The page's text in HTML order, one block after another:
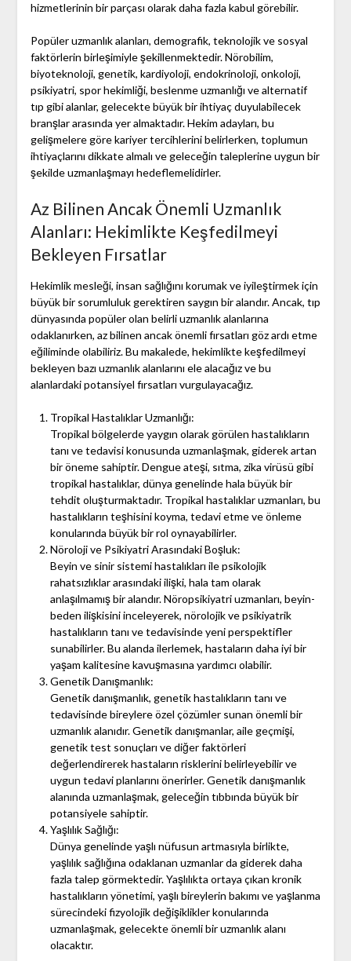
hizmetlerinin bir parçası olarak daha fazla kabul görebilir.
Popüler uzmanlık alanları, demografik, teknolojik ve sosyal
faktörlerin birleşimiyle şekillenmektedir. Nörobilim,
biyoteknoloji, genetik, kardiyoloji, endokrinoloji, onkoloji,
psikiyatri, spor hekimliği, beslenme uzmanlığı ve alternatif
tıp gibi alanlar, gelecekte büyük bir ihtiyaç duyulabilecek
branşlar arasında yer almaktadır. Hekim adayları, bu
gelişmelere göre kariyer tercihlerini belirlerken, toplumun
ihtiyaçlarını dikkate almalı ve geleceğin taleplerine uygun bir
şekilde uzmanlaşmayı hedeflemelidirler.
Az Bilinen Ancak Önemli Uzmanlık
Alanları: Hekimlikte Keşfedilmeyi
Bekleyen Fırsatlar
Hekimlik mesleği, insan sağlığını korumak ve iyileştirmek için
büyük bir sorumluluk gerektiren saygın bir alandır. Ancak, tıp
dünyasında popüler olan belirli uzmanlık alanlarına
odaklanırken, az bilinen ancak önemli fırsatları göz ardı etme
eğiliminde olabiliriz. Bu makalede, hekimlikte keşfedilmeyi
bekleyen bazı uzmanlık alanlarını ele alacağız ve bu
alanlardaki potansiyel fırsatları vurgulayacağız.
Tropikal Hastalıklar Uzmanlığı:
Tropikal bölgelerde yaygın olarak görülen hastalıkların
tanı ve tedavisi konusunda uzmanlaşmak, giderek artan
bir öneme sahiptir. Dengue ateşi, sıtma, zika virüsü gibi
tropikal hastalıklar, dünya genelinde hala büyük bir
tehdit oluşturmaktadır. Tropikal hastalıklar uzmanları, bu
hastalıkların teşhisini koyma, tedavi etme ve önleme
konularında büyük bir rol oynayabilirler.
Nöroloji ve Psikiyatri Arasındaki Boşluk:
Beyin ve sinir sistemi hastalıkları ile psikolojik
rahatsızlıklar arasındaki ilişki, hala tam olarak
anlaşılmamış bir alandır. Nöropsikiyatri uzmanları, beyin-
beden ilişkisini inceleyerek, nörolojik ve psikiyatrik
hastalıkların tanı ve tedavisinde yeni perspektifler
sunabilirler. Bu alanda ilerlemek, hastaların daha iyi bir
yaşam kalitesine kavuşmasına yardımcı olabilir.
Genetik Danışmanlık:
Genetik danışmanlık, genetik hastalıkların tanı ve
tedavisinde bireylere özel çözümler sunan önemli bir
uzmanlık alanıdır. Genetik danışmanlar, aile geçmişi,
genetik test sonuçları ve diğer faktörleri
değerlendirerek hastaların risklerini belirleyebilir ve
uygun tedavi planlarını önerirler. Genetik danışmanlık
alanında uzmanlaşmak, geleceğin tıbbında büyük bir
potansiyele sahiptir.
Yaşlılık Sağlığı:
Dünya genelinde yaşlı nüfusun artmasıyla birlikte,
yaşlılık sağlığına odaklanan uzmanlar da giderek daha
fazla talep görmektedir. Yaşlılıkta ortaya çıkan kronik
hastalıkların yönetimi, yaşlı bireylerin bakımı ve yaşlanma
sürecindeki fizyolojik değişiklikler konularında
uzmanlaşmak, gelecekte önemli bir uzmanlık alanı
olacaktır.